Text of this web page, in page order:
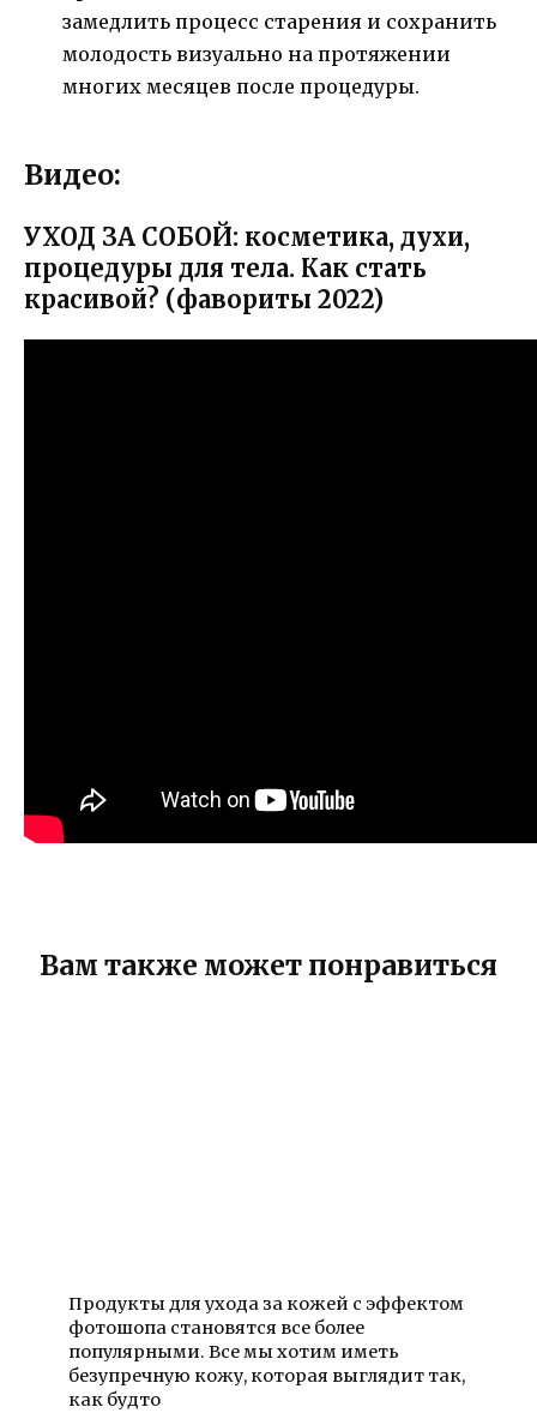
замедлить процесс старения и сохранить
молодость визуально на протяжении
многих месяцев после процедуры.
Видео:
УХОД ЗА СОБОЙ: косметика, духи,
процедуры для тела. Как стать
красивой? (фавориты 2022)
Вам также может понравиться
Продукты для ухода за кожей с эффектом
фотошопа становятся все более
популярными. Все мы хотим иметь
безупречную кожу, которая выглядит так,
как будто